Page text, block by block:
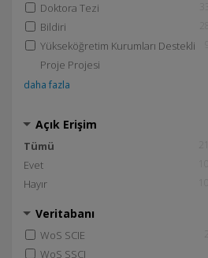
Doktora Tezi
Bildiri
Yükseköğretim Kurumları Destekli
Proje Projesi
daha fazla
Açık Erişim
Tümü
Evet
Hayır
Veritabanı
WoS SCIE
WoS SSCI